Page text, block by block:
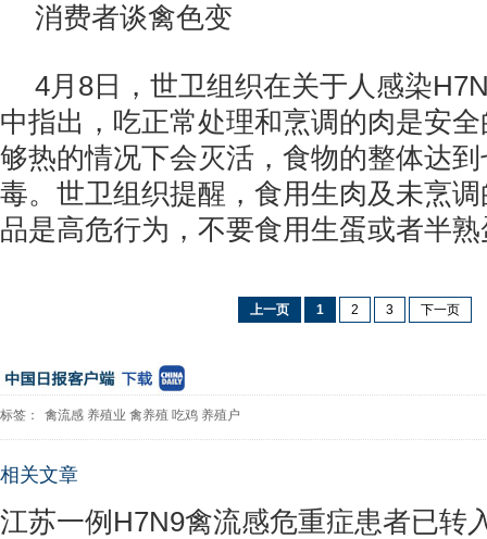
消费者谈禽色变
4月8日，世卫组织在关于人感染
中指出，吃正常处理和烹调的肉是安
够热的情况下会灭活，食物的整体达
毒。世卫组织提醒，食用生肉及未烹
品是高危行为，不要食用生蛋或者半
上一页 1 2 3 下一页
标签： 禽流感 养殖业 禽养殖 吃鸡 养殖户
相关文章
江苏一例H7N9禽流感危重症患者已转